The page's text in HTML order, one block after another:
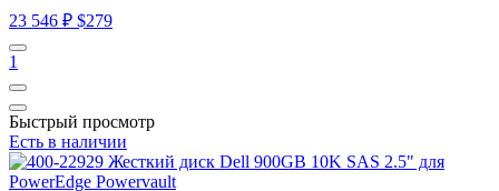
23 546 ₽ $279
1
Быстрый просмотр
Есть в наличии